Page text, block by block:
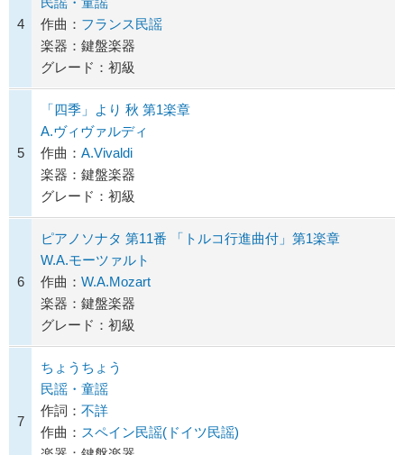
4
作曲： フランス民謡
楽器：鍵盤楽器
グレード：初級
5
「四季」より 秋 第1楽章
A.ヴィヴァルディ
作曲： A.Vivaldi
楽器：鍵盤楽器
グレード：初級
6
ピアノソナタ 第11番 「トルコ行進曲付」第1楽章
W.A.モーツァルト
作曲： W.A.Mozart
楽器：鍵盤楽器
グレード：初級
7
ちょうちょう
民謡・童謡
作詞： 不詳
作曲： スペイン民謡(ドイツ民謡)